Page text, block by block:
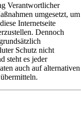
Verantwortlicher
umgesetzt, um
Internetseite
Dennoch
Schutz nicht
steht es jeder
auch auf alternativen